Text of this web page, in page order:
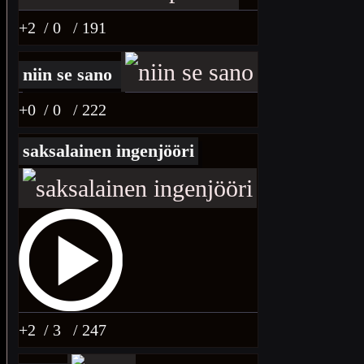
+2 / 0 / 191
niin se sano
+0 / 0 / 222
saksalainen ingenjööri
+2 / 3 / 247